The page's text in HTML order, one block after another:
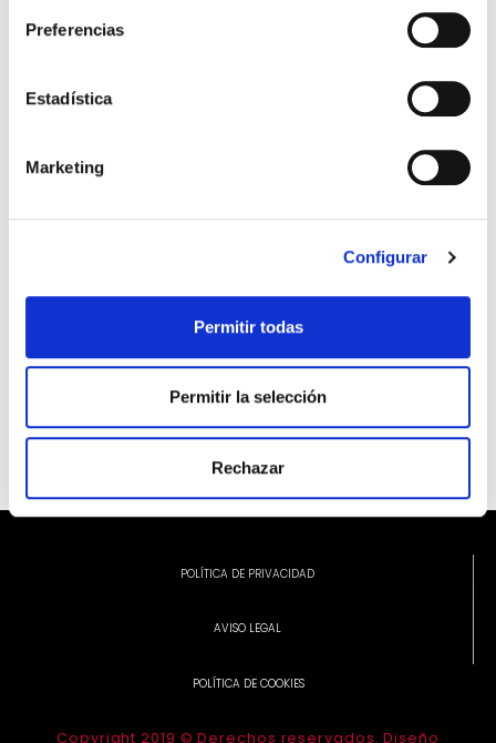
privado y aparecerá de nuevo. Le informamos que aún
no habiendo aceptado las cookies de analytics, Google
identifican de ninguna forma.
Preferencias
Estadística
Marketing
Configurar
Permitir todas
Permitir la selección
Rechazar
TORRÓ TRUFAT AMB CIRERES AL LICOR
POLÍTICA DE PRIVACIDAD
AVISO LEGAL
POLÍTICA DE COOKIES
Copyright 2019 © Derechos reservados. Diseño